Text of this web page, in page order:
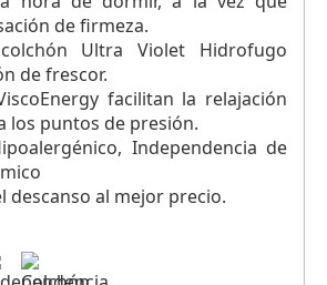
de firmeza.
Ultra Violet Hidrofugo
de frescor.
facilitan la relajación
los puntos de presión.
Independencia de
descanso al mejor precio.